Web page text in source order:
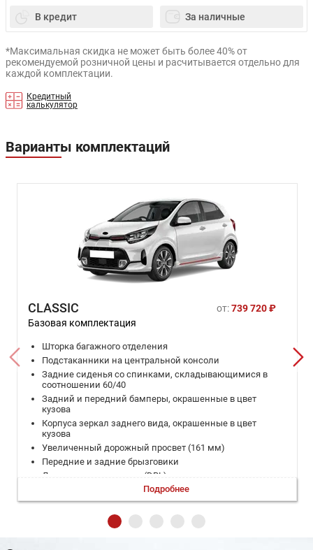
В кредит За наличные
*Максимальная скидка не может быть более 40% от
рекомендуемой розничной цены и расчитывается отдельно для
каждой комплектации.
Кредитный
калькулятор
Варианты комплектаций
CLASSIC от:739 720 ₽
Базовая комплектация
Шторка багажного отделения
Подстаканники на центральной консоли
Задние сиденья со спинками, складывающимися в
соотношении 60/40
Задний и передний бамперы, окрашенные в цвет
кузова
Корпуса зеркал заднего вида, окрашенные в цвет
кузова
Увеличенный дорожный просвет (161 мм)
Передние и задние брызговики
Дневные ходовые огни (DRL)
Стальные диски 14" с полноразмерными
декоративными колпаками и шинами 175 / 65 R14
Ручки дверей окрашенные в цвет кузова
Система экстренной связи ЭРА-ГЛОНАСС
Подробнее